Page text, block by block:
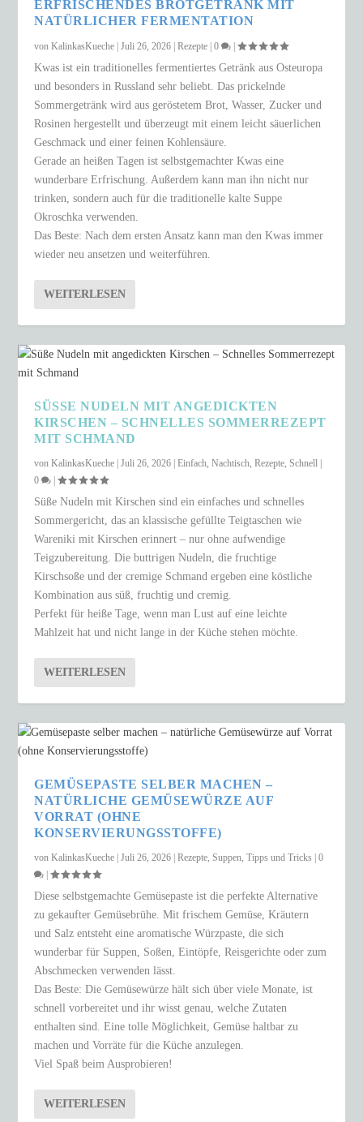
ERFRISCHENDES BROTGETRÄNK MIT
NATÜRLICHER FERMENTATION
vonKalinkasKueche |Juli 26, 2026 |Rezepte |0 |
Kwas ist ein traditionelles fermentiertes Getränk aus Osteuropa
und besonders in Russland sehr beliebt. Das prickelnde
Sommergetränk wird aus geröstetem Brot, Wasser, Zucker und
Rosinen hergestellt und überzeugt mit einem leicht säuerlichen
Geschmack und einer feinen Kohlensäure.
Gerade an heißen Tagen ist selbstgemachter Kwas eine
wunderbare Erfrischung. Außerdem kann man ihn nicht nur
trinken, sondern auch für die traditionelle kalte Suppe
Okroschka verwenden.
Das Beste: Nach dem ersten Ansatz kann man den Kwas immer
wieder neu ansetzen und weiterführen.
WEITERLESEN
SÜSSE NUDELN MIT ANGEDICKTEN K
IRSCHEN – SCHNELLES SOMMERREZEPT M
IT SCHMAND
vonKalinkasKueche |Juli 26, 2026 |Einfach,Nachtisch,Rezepte,Schnell
0
|
Süße Nudeln mit Kirschen sind ein einfaches und schnelles
Sommergericht, das an klassische gefüllte Teigtaschen wie
Wareniki mit Kirschen erinnert – nur ohne aufwendige
Teigzubereitung. Die buttrigen Nudeln, die fruchtige
Kirschsoße und der cremige Schmand ergeben eine köstliche
Kombination aus süß, fruchtig und cremig.
Perfekt für heiße Tage, wenn man Lust auf eine leichte
Mahlzeit hat und nicht lange in der Küche stehen möchte.
WEITERLESEN
GEMÜSEPASTE SELBER MACHEN –
NATÜRLICHE GEMÜSEWÜRZE AUF
VORRAT (OHNE
KONSERVIERUNGSSTOFFE)
vonKalinkasKueche |Juli 26, 2026 |Rezepte,Suppen,Tipps und Tricks |0
|
Diese selbstgemachte Gemüsepaste ist die perfekte Alternative
zu gekaufter Gemüsebrühe. Mit frischem Gemüse, Kräutern
und Salz entsteht eine aromatische Würzpaste, die sich
wunderbar für Suppen, Soßen, Eintöpfe, Reisgerichte oder zum
Abschmecken verwenden lässt.
Das Beste: Die Gemüsewürze hält sich über viele Monate, ist
schnell vorbereitet und ihr wisst genau, welche Zutaten
enthalten sind. Eine tolle Möglichkeit, Gemüse haltbar zu
machen und Vorräte für die Küche anzulegen.
Viel Spaß beim Ausprobieren!
WEITERLESEN